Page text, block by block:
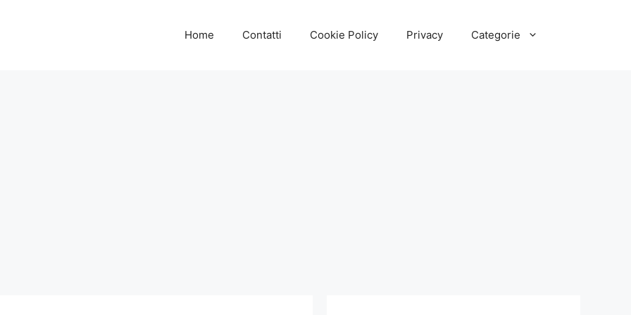
Home Contatti Cookie Policy Privacy Categorie